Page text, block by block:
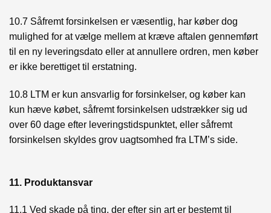
10.7 Såfremt forsinkelsen er væsentlig, har køber dog
mulighed for at vælge mellem at kræve aftalen gennemført
til en ny leveringsdato eller at annullere ordren, men køber
er ikke berettiget til erstatning.
10.8 LTM er kun ansvarlig for forsinkelser, og køber kan
kun hæve købet, såfremt forsinkelsen udstrækker sig ud
over 60 dage efter leveringstidspunktet, eller såfremt
forsinkelsen skyldes grov uagtsomhed fra LTM’s side.
11. Produktansvar
11.1 Ved skade på ting, der efter sin art er bestemt til